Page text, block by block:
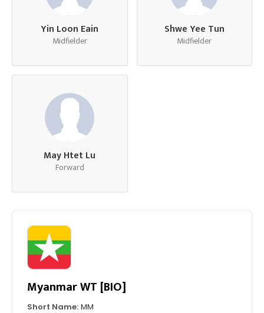
Yin Loon Eain
Midfielder
Shwe Yee Tun
Midfielder
May Htet Lu
Forward
Myanmar WT [BIO]
Short Name: MM